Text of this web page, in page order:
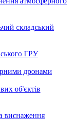
складський
ГРУ
дронами
об'єктів
виснаження